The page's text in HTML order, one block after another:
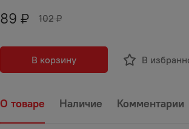
89 ₽ 102 ₽
В корзину В
О товаре Наличие Комментарии